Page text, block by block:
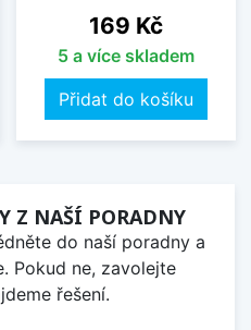
Cena
169 Kč
5 a více skladem
Přidat do košíku
Z NAŠÍ PORADNY
do naší poradny a
Pokud ne, zavolejte
řešení.